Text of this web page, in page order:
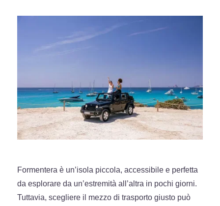
Formentera è un’isola piccola, accessibile e perfetta
da esplorare da un’estremità all’altra in pochi giorni.
Tuttavia, scegliere il mezzo di trasporto giusto può